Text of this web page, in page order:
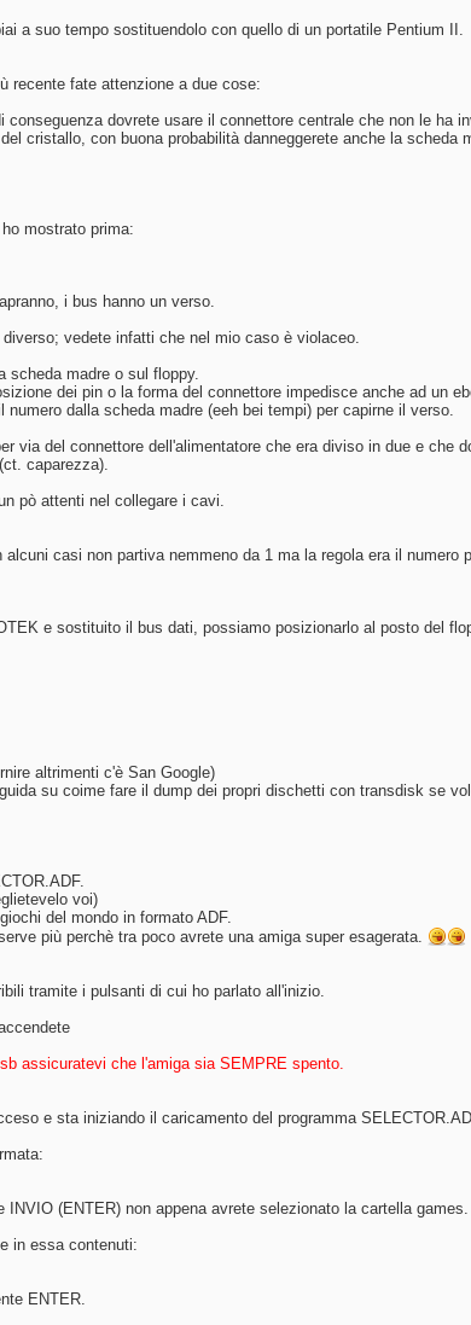
a suo tempo sostituendolo con quello di un portatile Pentium II.
recente fate attenzione a due cose:
dovrete usare il connettore centrale che non le ha
cristallo, con buona probabilità danneggerete anche la scheda
mostrato prima:
i bus hanno un verso.
vedete infatti che nel mio caso è violaceo.
scheda madre o sul floppy.
dei pin o la forma del connettore impedisce anche ad un
dalla scheda madre (eeh bei tempi) per capirne il verso.
via del connettore dell'alimentatore che era diviso in due e che
caparezza).
pò attenti nel collegare i cavi.
casi non partiva nemmeno da 1 ma la regola era il numero
e sostituito il bus dati, possiamo posizionarlo al posto del
altrimenti c'è San Google)
su coime fare il dump dei propri dischetti con transdisk se
voi)
del mondo in formato ADF.
più perchè tra poco avrete una amiga super esagerata.
tramite i pulsanti di cui ho parlato all'inizio.
assicuratevi che l'amiga sia SEMPRE spento.
e sta iniziando il caricamento del programma
(ENTER) non appena avrete selezionato la cartella games.
in essa contenuti:
ENTER.